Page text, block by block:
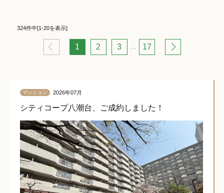
324件中[1-20を表示]
1 2 3 17
マンション 2026年07月
シティコープ八潮台、ご成約しました！